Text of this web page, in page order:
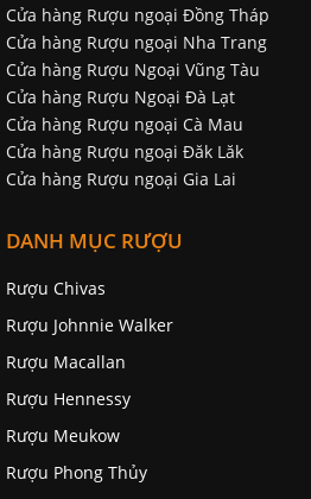
Cửa hàng Rượu ngoại Đồng Tháp
Cửa hàng Rượu ngoại Nha Trang
Cửa hàng Rượu Ngoại Vũng Tàu
Cửa hàng Rượu Ngoại Đà Lạt
Cửa hàng Rượu ngoại Cà Mau
Cửa hàng Rượu ngoại Đăk Lăk
Cửa hàng Rượu ngoại Gia Lai
DANH MỤC RƯỢU
Rượu Chivas
Rượu Johnnie Walker
Rượu Macallan
Rượu Hennessy
Rượu Meukow
Rượu Phong Thủy